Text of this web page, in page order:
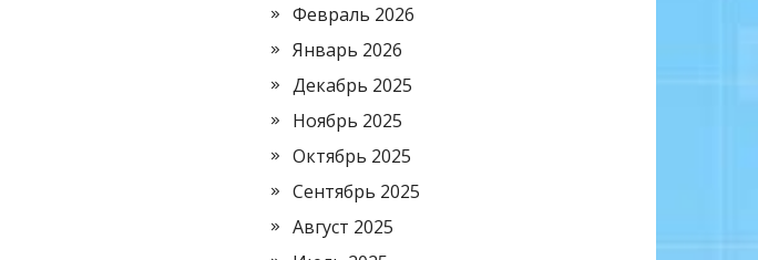
Февраль 2026
Январь 2026
Декабрь 2025
Ноябрь 2025
Октябрь 2025
Сентябрь 2025
Август 2025